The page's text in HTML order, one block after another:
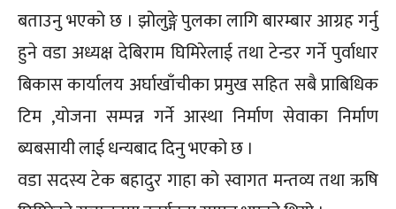
बताउनु भएको छ । झोलुङ्गे पुलका लागि बारम्बार आग्रह गर्नु
हुने वडा अध्यक्ष देबिराम घिमिरेलाई तथा टेन्डर गर्ने पुर्वाधार
बिकास कार्यालय अर्घाखाँचीका प्रमुख सहित सबै प्राबिधिक
टिम ,योजना सम्पन्न गर्ने आस्था निर्माण सेवाका निर्माण
ब्यबसायी लाई धन्यबाद दिनु भएको छ ।
वडा सदस्य टेक बहादुर गाहा को स्वागत मन्तव्य तथा ऋषि